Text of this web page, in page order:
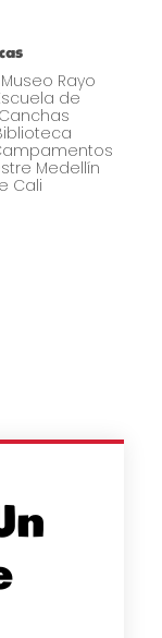
Rayo
de
Medellín
Cali